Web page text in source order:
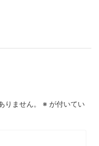
りません。 ※ が付いてい